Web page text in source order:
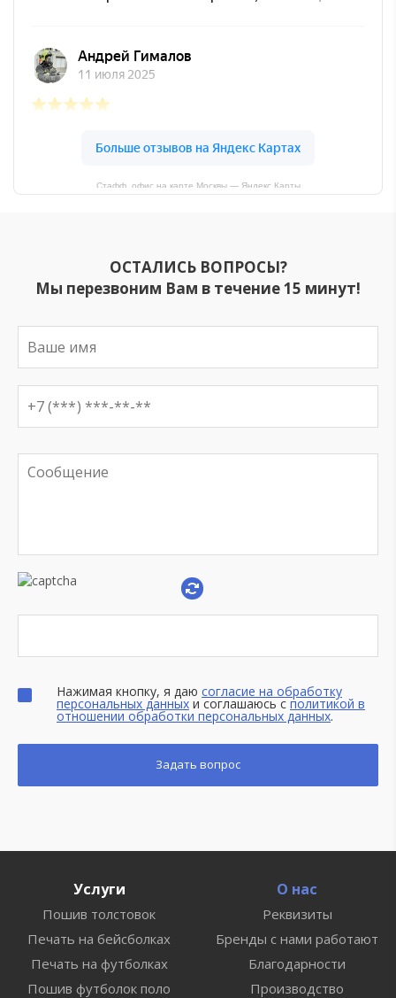
Стафф, офис на карте Москвы — Яндекс Карты
ОСТАЛИСЬ ВОПРОСЫ?
Мы перезвоним Вам в течение 15 минут!
Нажимая кнопку, я даю согласие на обработку
персональных данных и соглашаюсь сполитикой в
отношении обработки персональных данных.
Услуги
Пошив толстовок
Печать на бейсболках
Печать на футболках
Пошив футболок поло
О нас
Реквизиты
Бренды с нами работают
Благодарности
Производство